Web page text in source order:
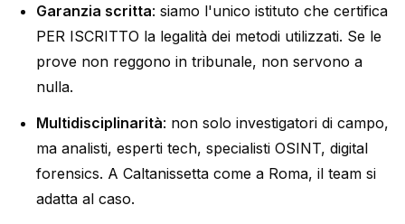
Garanzia scritta: siamo l'unico istituto che certifica
PER ISCRITTO la legalità dei metodi utilizzati. Se le
prove non reggono in tribunale, non servono a
nulla.
Multidisciplinarità: non solo investigatori di campo,
ma analisti, esperti tech, specialisti OSINT, digital
forensics. A Caltanissetta come a Roma, il team si
adatta al caso.